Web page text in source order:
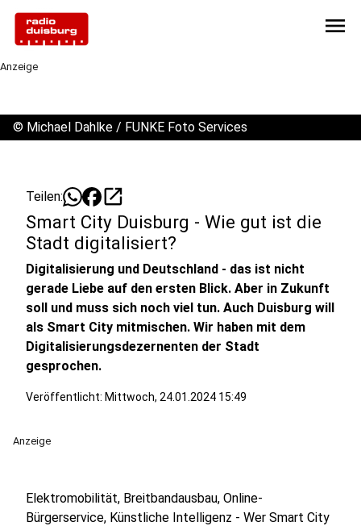
menu
Anzeige
© Michael Dahlke / FUNKE Foto Services
Teilen: open_in_new
Smart City Duisburg - Wie gut ist die
Stadt digitalisiert?
Digitalisierung und Deutschland - das ist nicht
gerade Liebe auf den ersten Blick. Aber in Zukunft
soll und muss sich noch viel tun. Auch Duisburg will
als Smart City mitmischen. Wir haben mit dem
Digitalisierungsdezernenten der Stadt
gesprochen.
Veröffentlicht: Mittwoch, 24.01.2024 15:49
Anzeige
Elektromobilität, Breitbandausbau, Online-
Bürgerservice, Künstliche Intelligenz - Wer Smart City